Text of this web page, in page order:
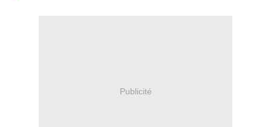
Publicité